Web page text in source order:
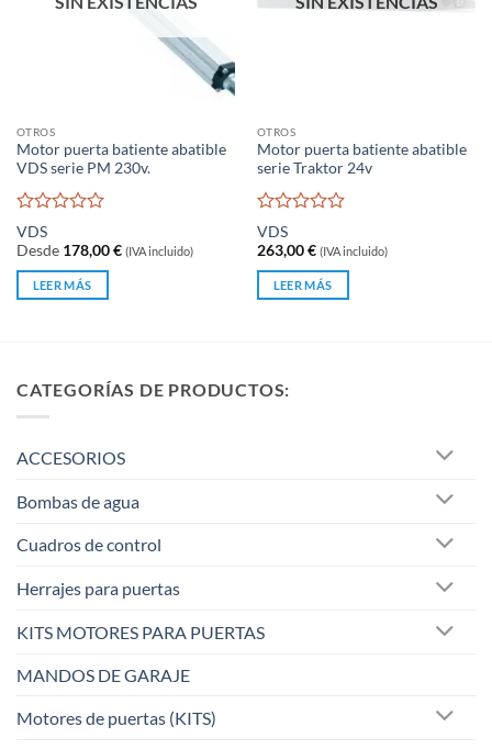
OTROS
Motor puerta batiente abatible
VDS serie PM 230v.
Valorado
con
0
5
VDS
Desde 178,00€ (IVA incluido)
LEER MÁS
OTROS
Motor puerta batiente abatible
serie Traktor 24v
Valorado
con
0
5
VDS
263,00€ (IVA incluido)
LEER MÁS
CATEGORÍAS DE PRODUCTOS:
ACCESORIOS
Bombas de agua
Cuadros de control
Herrajes para puertas
KITS MOTORES PARA PUERTAS
MANDOS DE GARAJE
Motores de puertas (KITS)